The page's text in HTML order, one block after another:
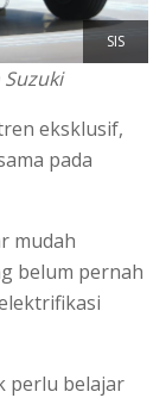
SIS
eksklusif,
pada
mudah
belum pernah
perlu belajar